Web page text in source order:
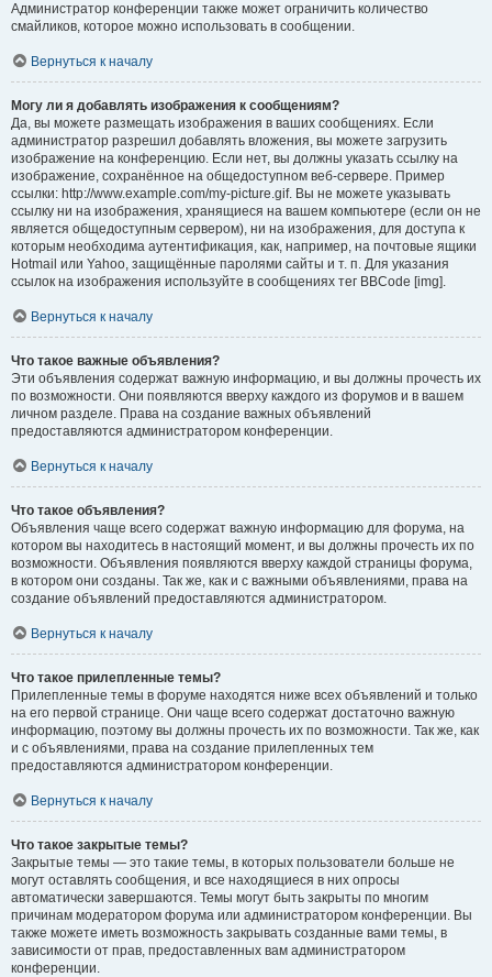
Администратор конференции также может ограничить количество
смайликов, которое можно использовать в сообщении.
Вернуться к началу
Могу ли я добавлять изображения к сообщениям?
Да, вы можете размещать изображения в ваших сообщениях. Если
администратор разрешил добавлять вложения, вы можете загрузить
изображение на конференцию. Если нет, вы должны указать ссылку на
изображение, сохранённое на общедоступном веб-сервере. Пример
ссылки: http://www.example.com/my-picture.gif. Вы не можете указывать
ссылку ни на изображения, хранящиеся на вашем компьютере (если он не
является общедоступным сервером), ни на изображения, для доступа к
которым необходима аутентификация, как, например, на почтовые ящики
Hotmail или Yahoo, защищённые паролями сайты и т. п. Для указания
ссылок на изображения используйте в сообщениях тег BBCode [img].
Вернуться к началу
Что такое важные объявления?
Эти объявления содержат важную информацию, и вы должны прочесть их
по возможности. Они появляются вверху каждого из форумов и в вашем
личном разделе. Права на создание важных объявлений
предоставляются администратором конференции.
Вернуться к началу
Что такое объявления?
Объявления чаще всего содержат важную информацию для форума, на
котором вы находитесь в настоящий момент, и вы должны прочесть их по
возможности. Объявления появляются вверху каждой страницы форума,
в котором они созданы. Так же, как и с важными объявлениями, права на
создание объявлений предоставляются администратором.
Вернуться к началу
Что такое прилепленные темы?
Прилепленные темы в форуме находятся ниже всех объявлений и только
на его первой странице. Они чаще всего содержат достаточно важную
информацию, поэтому вы должны прочесть их по возможности. Так же, как
и с объявлениями, права на создание прилепленных тем
предоставляются администратором конференции.
Вернуться к началу
Что такое закрытые темы?
Закрытые темы — это такие темы, в которых пользователи больше не
могут оставлять сообщения, и все находящиеся в них опросы
автоматически завершаются. Темы могут быть закрыты по многим
причинам модератором форума или администратором конференции. Вы
также можете иметь возможность закрывать созданные вами темы, в
зависимости от прав, предоставленных вам администратором
конференции.